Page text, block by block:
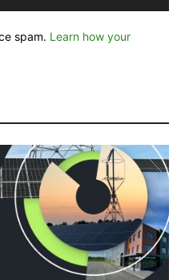
spam. Learn how your